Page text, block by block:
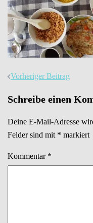
Beitrags-
Vorheriger Beitrag
Schreibe einen
Deine E-Mail-Adresse
Felder sind mit * markiert
Kommentar *